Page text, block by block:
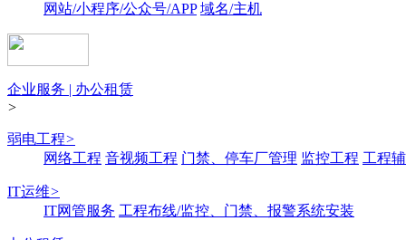
网站/小程序/公众号/APP 域名/主机
企业服务 | 办公租赁
>
弱电工程>
网络工程 音视频工程 门禁、停车厂管理 监控工程 工程
IT运维>
IT网管服务 工程布线/监控、门禁、报警系统安装